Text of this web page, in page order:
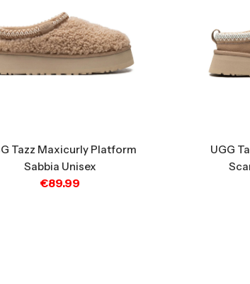
Tazz Maxicurly Platform
Sabbia Unisex
€89.99
UGG